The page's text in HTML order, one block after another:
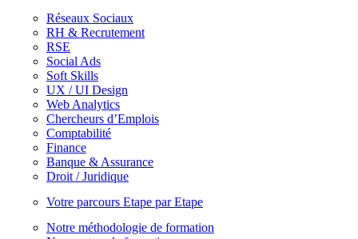
Réseaux Sociaux
RH & Recrutement
RSE
Social Ads
Soft Skills
UX / UI Design
Web Analytics
Chercheurs d’Emplois
Comptabilité
Finance
Banque & Assurance
Droit / Juridique
Votre parcours Etape par Etape
Notre méthodologie de formation